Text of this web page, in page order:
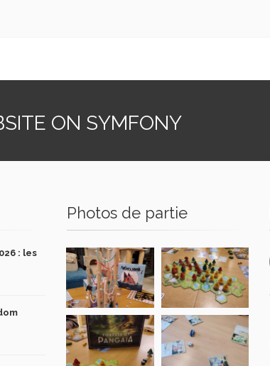
ON SYMFONY
: les
Photos de partie